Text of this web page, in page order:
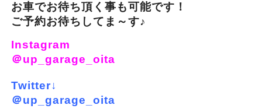
お車でお待ち頂く事も可能です！
ご予約お待ちしてま～す♪
Instagram
＠up_garage_oita
Twitter↓
＠up_garage_oita